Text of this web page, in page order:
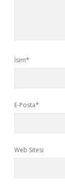
İsim*
E-Posta*
Web Sitesi